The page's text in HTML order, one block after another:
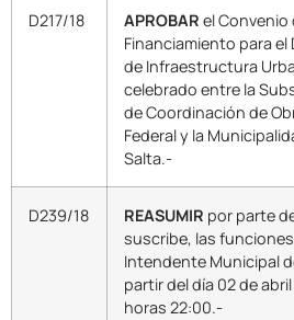
D217/18 APROBAR el Convenio
Financiamiento para el
de Infraestructura
celebrado entre la
de Coordinación de
Federal y la
Salta.-
D239/18 REASUMIR por parte
suscribe, las
Intendente Municipal
partir del día 02 de
horas 22:00.-